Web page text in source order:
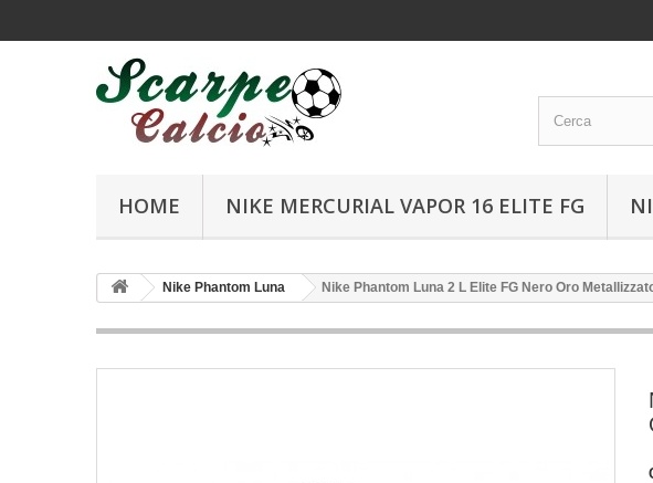
HOME NIKE MERCURIAL VAPOR 16 ELITE FG
Nike Phantom Luna Nike Phantom Luna 2 L Elite FG Nero Oro